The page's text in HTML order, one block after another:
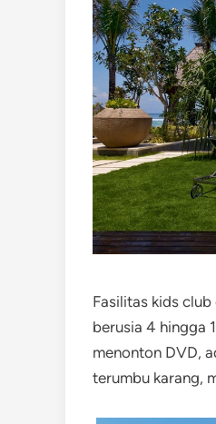
Fasilitas kids
berusia 4 hingga
menonton DVD,
terumbu karang,